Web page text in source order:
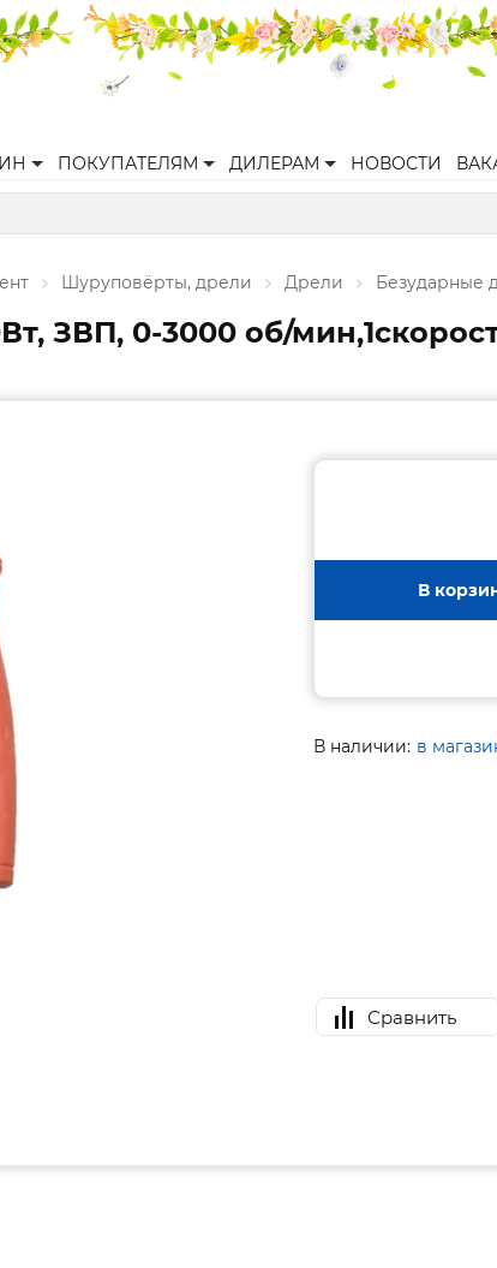
ПОКУПАТЕЛЯМ ДИЛЕРАМ НОВОСТИ
Шуруповёрты, дрели Дрели Безударные
ЗВП, 0-3000 об/
В
В наличии: в
Сравнить